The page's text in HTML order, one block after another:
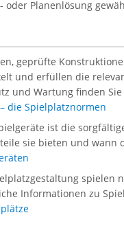
oder Planenlösung
geprüfte
und erfüllen die
und Wartung finden
die Spielplatznormen
ist die
sie bieten und wann
spielen
Informationen zu